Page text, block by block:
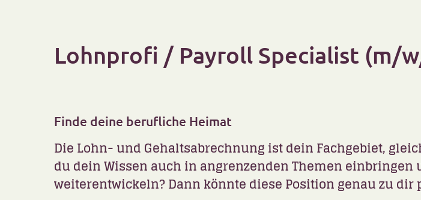
Lohnprofi / Payroll Specialist (m/
Finde deine berufliche Heimat
Die Lohn- und Gehaltsabrechnung ist dein Fachgebiet,
du dein Wissen auch in angrenzenden Themen einbringen
weiterentwickeln? Dann könnte diese Position genau zu dir